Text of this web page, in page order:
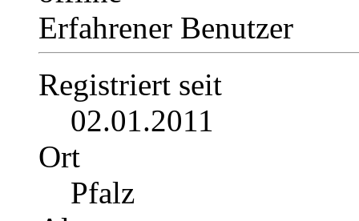
Erfahrener Benutzer
Registriert seit
02.01.2011
Ort
Pfalz